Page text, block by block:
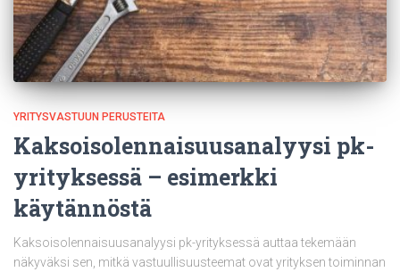
YRITYSVASTUUN PERUSTEITA
Kaksoisolennaisuusanalyysi pk-
yrityksessä – esimerkki
käytännöstä
Kaksoisolennaisuusanalyysi pk-yrityksessä auttaa tekemään
näkyväksi sen, mitkä vastuullisuusteemat ovat yrityksen toiminnan